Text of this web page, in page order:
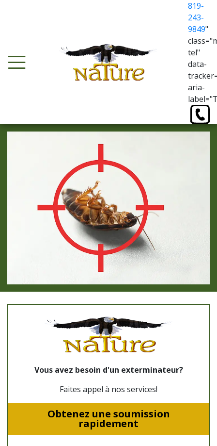
819-
243-
9849"
tel"
data-
aria-
Vous avez besoin d'un exterminateur?
Faites appel à nos services!
Obtenez une soumission
rapidement